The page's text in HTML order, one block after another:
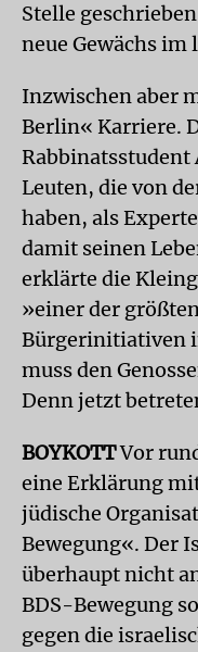
Stelle
neue Gewächs
Inzwischen aber
Berlin« Karriere.
Rabbinatsstudent
Leuten, die von
haben, als
damit seinen
erklärte die
»einer der
Bürgerinitiativen
muss den
Denn jetzt
BOYKOTTVor
eine Erklärung
jüdische
Bewegung«. Der
überhaupt nicht
BDS-Bewegung
gegen die